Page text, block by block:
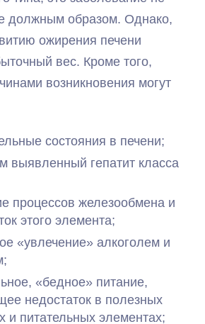
должным образом. Однако,
ожирения печени
вес. Кроме того,
возникновения могут
состояния в печени;
выявленный гепатит класса
процессов железообмена и
этого элемента;
«увлечение» алкоголем и
«бедное» питание,
недостаток в полезных
и питательных элементах;